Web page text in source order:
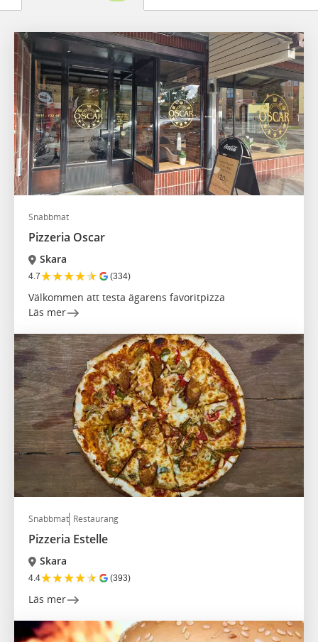
Snabbmat
Pizzeria Oscar
Skara
4.7★★★★★ (334)
Välkommen att testa ägarens favoritpizza
Läs mer
Snabbmat Restaurang
Pizzeria Estelle
Skara
4.4★★★★★ (393)
Läs mer